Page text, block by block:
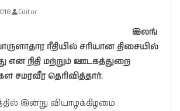
Editor
இலங்
ரீதியில் சரியான திசையில்
என நிதி மற்றும் ஊடகத்துறை
சமரவீர தெரிவித்தார்.
இன்று வியாழக்கிழமை